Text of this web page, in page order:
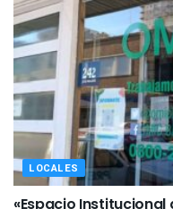
LOCALES
«Espacio Institucional